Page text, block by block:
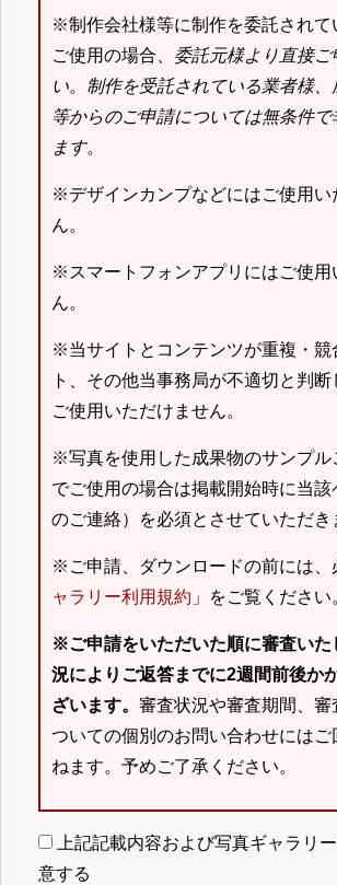
※制作会社様等に制作を委託されて
ご使用の場合、 委託元様より直接ご
い。 制作を受託されている業者様
等からのご申請については無条件で
ます。
※デザインカンプなどにはご使用い
ん。
※スマートフォンアプリにはご使用
ん。
※当サイトとコンテンツが重複・競
ト、その他当事務局が不適切と判
ご使用いただけません。
※写真を使用した成果物のサンプル
でご使用の場合は掲載開始時に当
のご連絡）を必須とさせていただき
※ご申請、ダウンロードの前には、
ャラリー利用規約 」をご覧ください
※ご申請をいただいた順に審査いた
況によりご返答までに2週間前後か
ざいます。 審査状況や審査期間、審
ついての個別のお問い合わせにはご
ねます。予めご了承ください。
上記記載内容および写真ギャラリ
意する